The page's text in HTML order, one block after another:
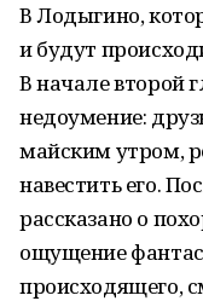
В Лодыгино,
и будут
В начале второй
недоумение:
майским утром,
навестить его.
рассказано о
ощущение
происходящего,